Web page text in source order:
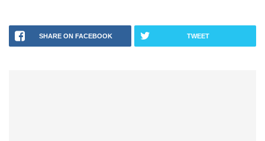
SHARE ON FACEBOOK TWEET